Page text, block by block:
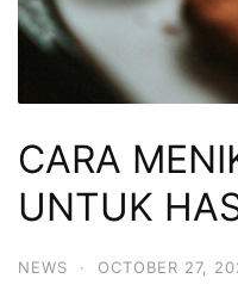
CARA
UNTUK
NEWS · OCTOBER 27,